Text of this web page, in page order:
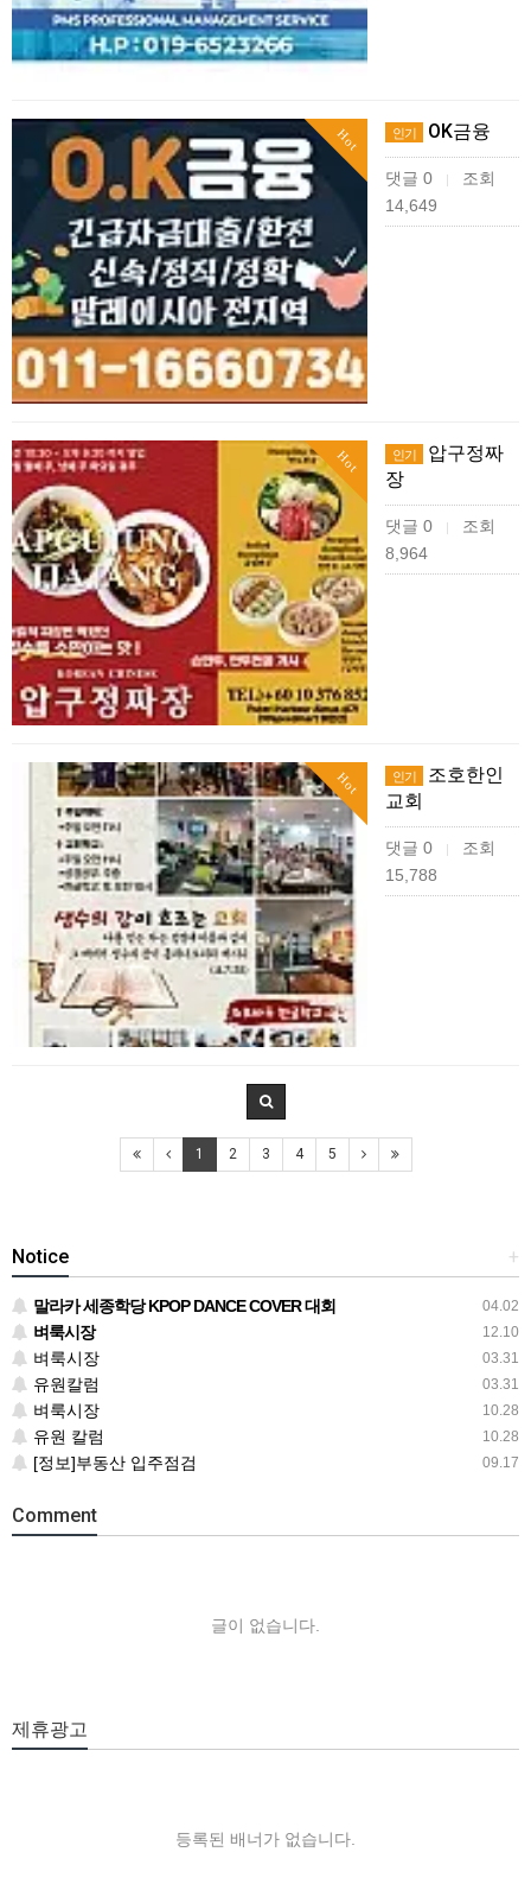
Hot 인기 OK금융
댓글 0 |
조회
14,649
Hot 인기
압구정짜
장
댓글 0 |
조회
8,964
Hot 인기
조호한인
교회
댓글 0 |
조회
15,788
1 2 3 4 5
+
Notice
04.02
말라카 세종학당 KPOP DANCE COVER 대회
12.10
벼룩시장
03.31
벼룩시장
03.31
유원칼럼
10.28
벼룩시장
10.28
유원 칼럼
09.17
[정보]부동산 입주점검
Comment
글이 없습니다.
제휴광고
등록된 배너가 없습니다.